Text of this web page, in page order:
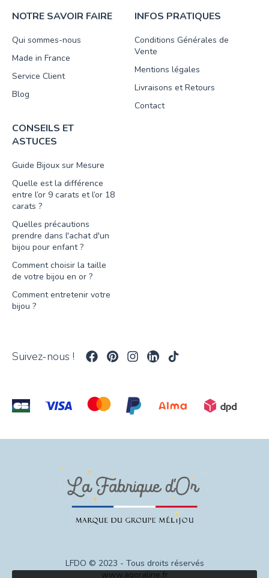
NOTRE SAVOIR FAIRE
Qui sommes-nous
Made in France
Service Client
Blog
INFOS PRATIQUES
Conditions Générales de
Vente
Mentions légales
Livraisons et Retours
Contact
CONSEILS ET
ASTUCES
Guide Bijoux sur Mesure
Quelle est la différence
entre l’or 9 carats et l’or 18
carats ?
Quelles précautions
prendre dans l'achat d'un
bijou pour enfant ?
Comment choisir la taille
de votre bijou en or ?
Comment entretenir votre
bijou ?
Suivez-nous !
LFDO © 2023 - Tous droits réservés
www.agoraline.fr